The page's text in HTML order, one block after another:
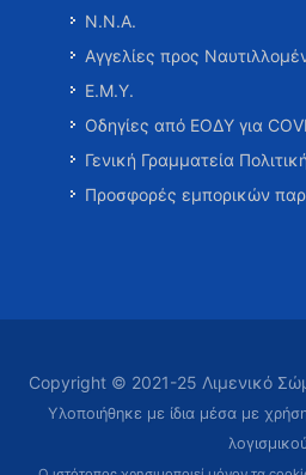
Ν.Ν.Α.
Αγγελίες προς
Ε.Μ.Υ.
Οδηγίες από ΕΟΔΥ για
Γενική Γραμματεία
Προσφορές εμπορικών
Copyright © 2021-25 Λιμενικό
Υλοποιήθηκε με ίδια μέσα με